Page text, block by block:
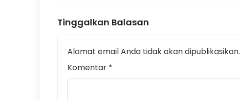
Tinggalkan Balasan
Alamat email Anda tidak akan dipublikasikan.
Komentar *